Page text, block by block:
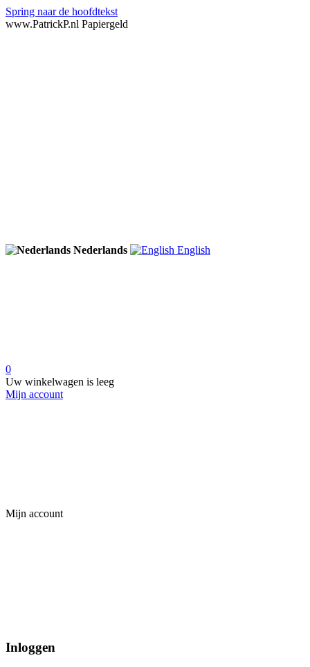
Spring naar de hoofdtekst
www.PatrickP.nl Papiergeld
Nederlands English
0
Uw winkelwagen is leeg
Mijn account
Mijn account
Inloggen